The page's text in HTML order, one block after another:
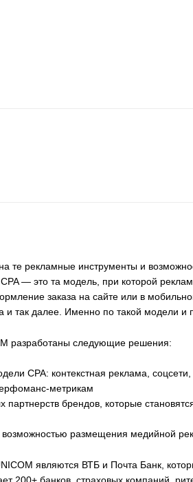
рекламные инструменты и
— это та модель, при которой
заказа на сайте или в
и так далее. Именно по такой модели и
разработаны следующие решения:
CPA: контекстная реклама,
метрикам
партнерств брендов, которые
размещения медийной
являются ВТБ и Почта Банк,
200+ банков, страховых компаний,